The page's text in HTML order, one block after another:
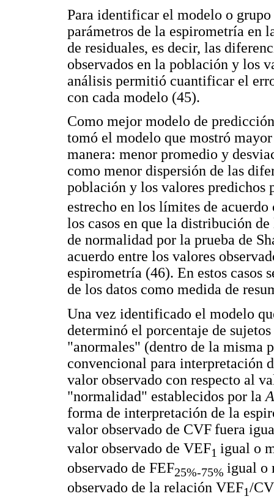
Para identificar el modelo o
parámetros de la espirometría en
de residuales, es decir, las
observados en la población y los
análisis permitió cuantificar el
con cada modelo (45).
Como mejor modelo de
tomó el modelo que mostró
manera: menor promedio y
como menor dispersión de las
población y los valores predichos
estrecho en los límites de
los casos en que la distribución
de normalidad por la prueba de
acuerdo entre los valores
espirometría (46). En estos casos
de los datos como medida de
Una vez identificado el modelo
determinó el porcentaje de
"anormales" (dentro de la misma
convencional para interpretación
valor observado con respecto al
"normalidad" establecidos por la
forma de interpretación de la
valor observado de CVFfuera
valor observado de VEF1 igual o
observado de FEF25%-75% igual o
observado de la relación VEF1/